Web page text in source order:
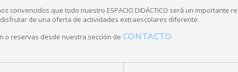
convencidos que todo nuestro ESPACIO DIDÁCTICO será un importante
de una oferta de actividades extraescolares diferente.
o reservas desde nuestra sección de CONTACTO